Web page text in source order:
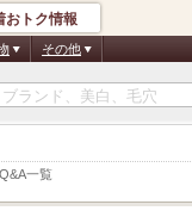
Q&A一覧
おトク情報
その他